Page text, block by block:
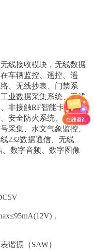
线接收模块，无线数据
车辆监控、遥控、遥
、无线抄表、门禁系
业数据采集系统、无线
非接触RF智能卡、小
安全防火系统、无线遥
采集、水文气象监控、
232数据通信、无线
、数字音频、数字图像
，
谐振（SAW）